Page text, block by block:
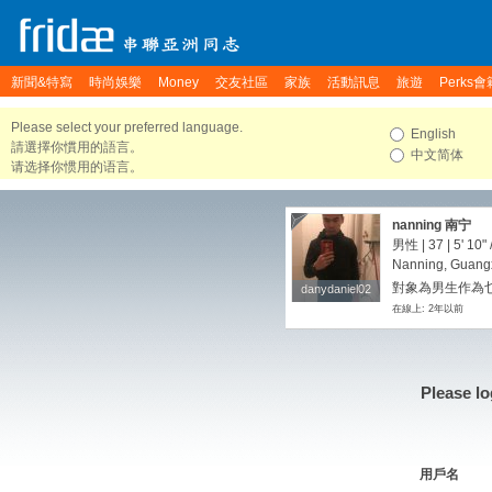
新聞&特寫 時尚娛樂 Money 交友社區 家族 活動訊息 旅遊 Perks會
Please select your preferred language.
請選擇你慣用的語言。
请选择你惯用的语言。
English
中文简体
danydaniel02
danydaniel02
nanning 南宁
男性 | 37 | 5' 10"
Nanning,
對象為男生作為
在線上: 2年以前
Please
用戶名